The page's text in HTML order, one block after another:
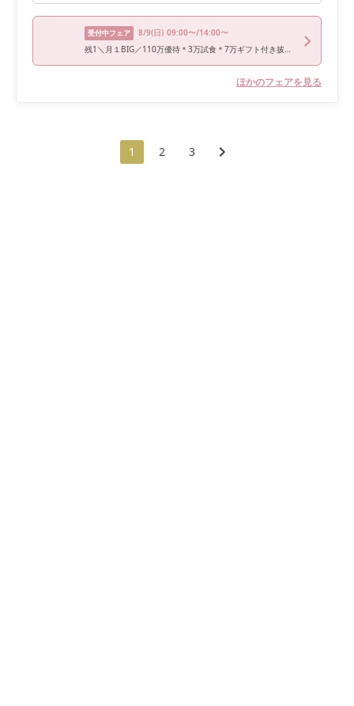
受付中フェア 8/9(日) 09:00〜/14:00〜
残1＼月１BIG／110万優待＊3万試食＊7万ギフト付き披露宴体験フェア
ほかのフェアを見る
1 2 3